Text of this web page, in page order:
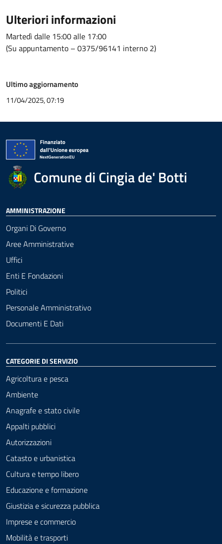
Ulteriori informazioni
Martedì dalle 15:00 alle 17:00
(Su appuntamento – 0375/96141 interno 2)
Ultimo aggiornamento
11/04/2025, 07:19
Comune di Cingia de' Botti
AMMINISTRAZIONE
Organi Di Governo
Aree Amministrative
Uffici
Enti E Fondazioni
Politici
Personale Amministrativo
Documenti E Dati
CATEGORIE DI SERVIZIO
Agricoltura e pesca
Ambiente
Anagrafe e stato civile
Appalti pubblici
Autorizzazioni
Catasto e urbanistica
Cultura e tempo libero
Educazione e formazione
Giustizia e sicurezza pubblica
Imprese e commercio
Mobilità e trasporti